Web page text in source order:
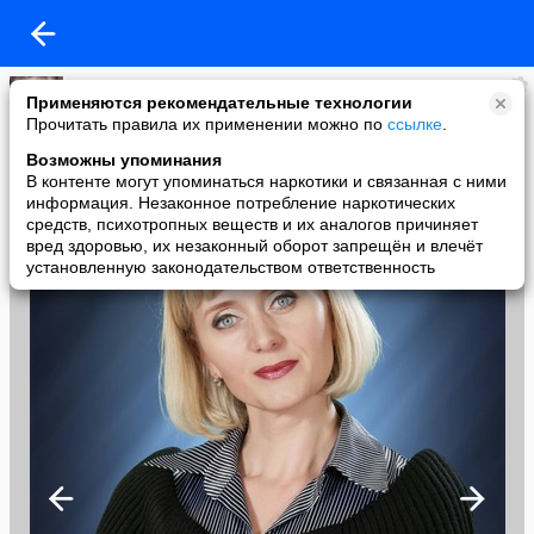
Применяются рекомендательные технологии
Прочитать правила их применении можно по ссылке
Возможны упоминания
В контенте могут упоминаться наркотики и связанная с ними
информация. Незаконное потребление наркотических
средств, психотропных веществ и их аналогов причиняет
вред здоровью, их незаконный оборот запрещён и влечёт
установленную законодательством ответственность
Светлана Торопцева
added a photo
13 Mar в 06:00